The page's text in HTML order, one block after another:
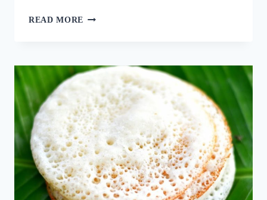
READ MORE നാവിൽ
ഈ
ചേരുവ
കൂടി
ചേർത്ത്
മുട്ട
കറി
ഉണ്ടാക്കി
നോക്കൂ;
10
മിനുട്ടിൽ
മുട്ട